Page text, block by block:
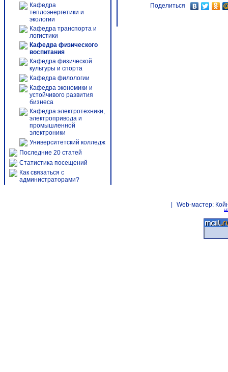
Кафедра
теплоэнергетики и
экологии
Кафедра транспорта и
логистики
Кафедра физического
воспитания
Кафедра физической
культуры и спорта
Кафедра филологии
Кафедра экономики и
устойчивого развития
бизнеса
Кафедра электротехники,
электропривода и
промышленной
электроники
Университетский колледж
Последние 20 статей
Статистика посещений
Как связаться с
администраторами?
Поделиться
Web-мастер: